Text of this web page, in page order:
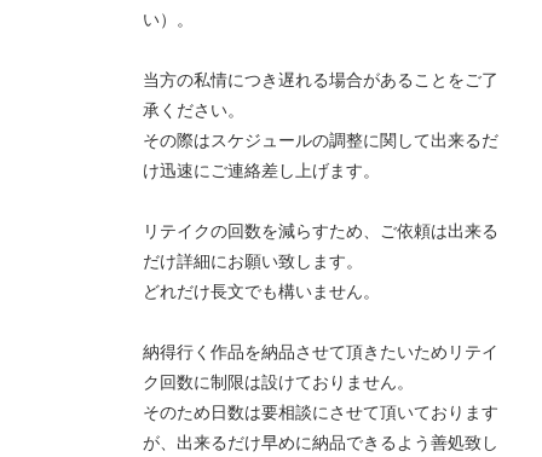
い）。
当方の私情につき遅れる場合があることをご了
承ください。
その際はスケジュールの調整に関して出来るだ
け迅速にご連絡差し上げます。
リテイクの回数を減らすため、ご依頼は出来る
だけ詳細にお願い致します。
どれだけ長文でも構いません。
納得行く作品を納品させて頂きたいためリテイ
ク回数に制限は設けておりません。
そのため日数は要相談にさせて頂いております
が、出来るだけ早めに納品できるよう善処致し